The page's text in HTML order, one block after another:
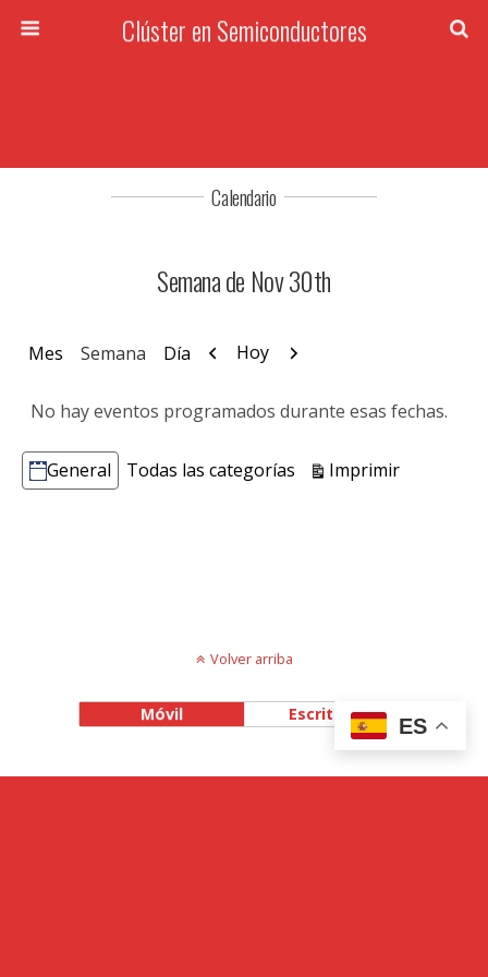
Clúster en Semiconductores
Calendario
Semana de Nov 30th
Mes Semana Día Anterior
Hoy Siguiente
No hay eventos programados durante esas fechas.
Categorías
General Todas las categorías ImprimirVistas
Volver arriba
Móvil Escritorio
ES